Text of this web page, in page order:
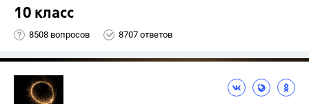
10 класс
8508 вопросов 8707 ответов